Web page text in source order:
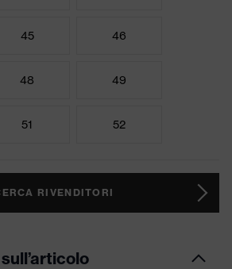
45 46
48 49
51 52
RIVENDITORI